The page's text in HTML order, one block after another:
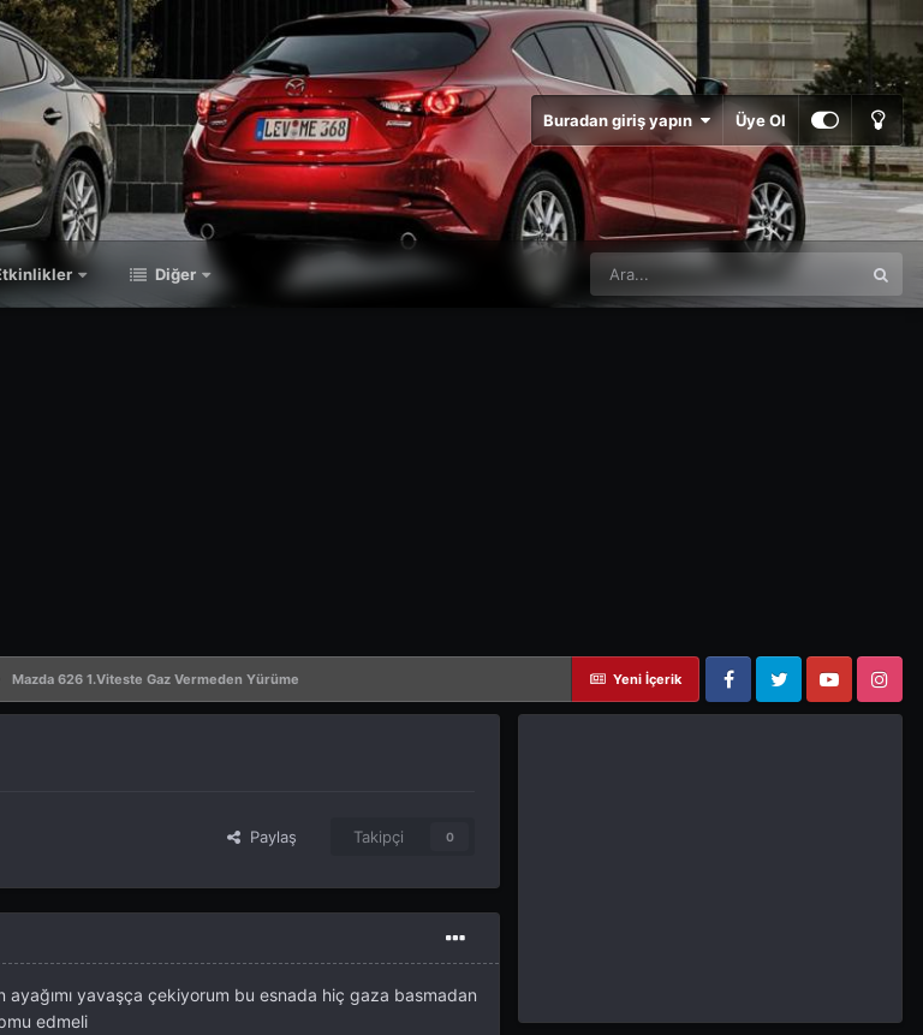
Buradan giriş yapın Üye Ol
Diğer
Yeni İçerik
Mazda 626 1.Viteste Gaz Vermeden Yürüme
FacebookTwitter YouTube Instagram
Paylaş Takipçi 0
yavaşça çekiyorum bu esnada hiç gaza basmadan
edmeli